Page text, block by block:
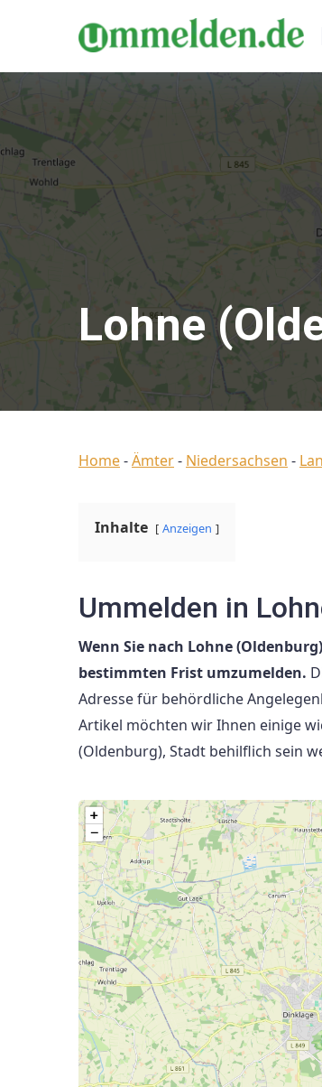
Lohne
Home-Ämter- Niedersachsen -
Inhalte Anzeigen
Ummelden in
Wenn Sie nach Lohne
bestimmten Frist umzumelden.
Adresse für behördliche
Artikel möchten wir Ihnen einige
(Oldenburg), Stadt behilflich sein